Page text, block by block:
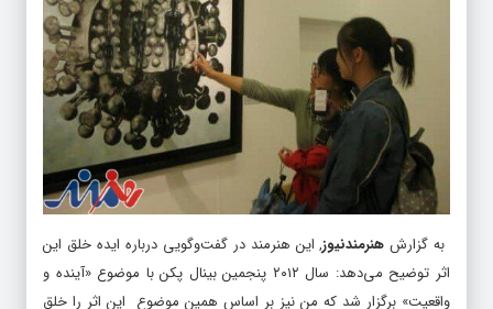
به گزارش هنرمندنیوز, این هنرمند در گفت‌وگویی درباره ایده خلق این
اثر توضیح می‌دهد: سال ۲۰۱۲ پنجمین بینال پکن با موضوع «آینده و
واقعیت» برگزار شد که من نیز بر اساس همین موضوع این اثر را خلق